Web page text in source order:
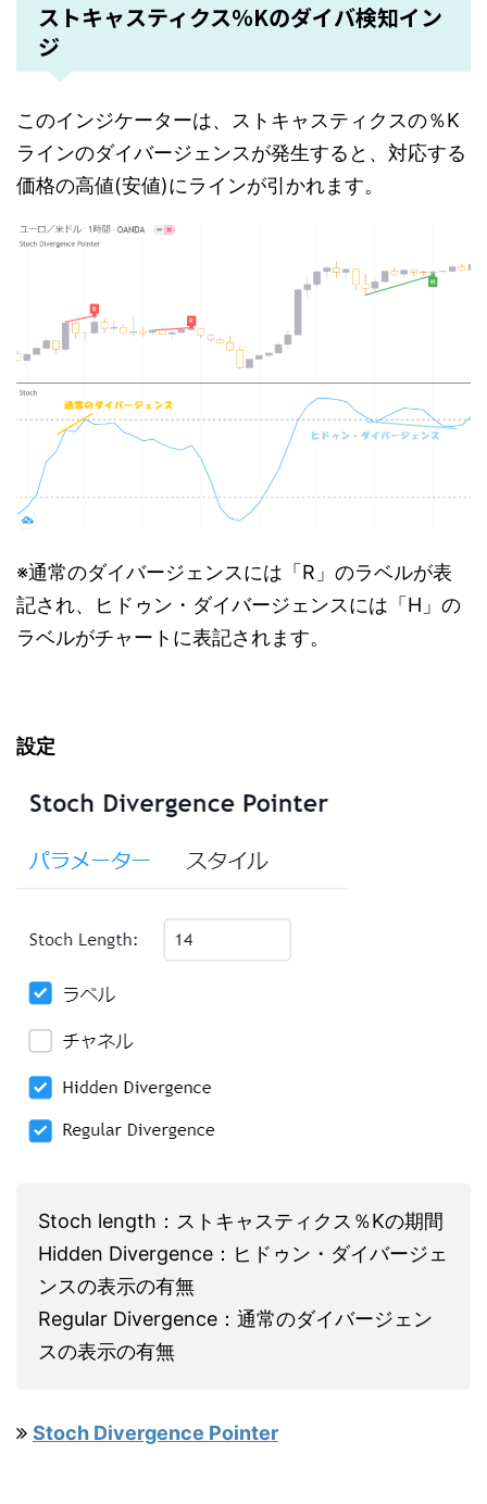
ストキャスティクス％Kのダイバ検知イン
ジ
このインジケーターは、ストキャスティクスの％K
ラインのダイバージェンスが発生すると、対応する
価格の高値(安値)にラインが引かれます。
※通常のダイバージェンスには「R」のラベルが表
記され、ヒドゥン・ダイバージェンスには「H」の
ラベルがチャートに表記されます。
設定
Stoch length：ストキャスティクス％Kの期間
Hidden Divergence：ヒドゥン・ダイバージェ
ンスの表示の有無
Regular Divergence：通常のダイバージェン
スの表示の有無
Stoch Divergence Pointer